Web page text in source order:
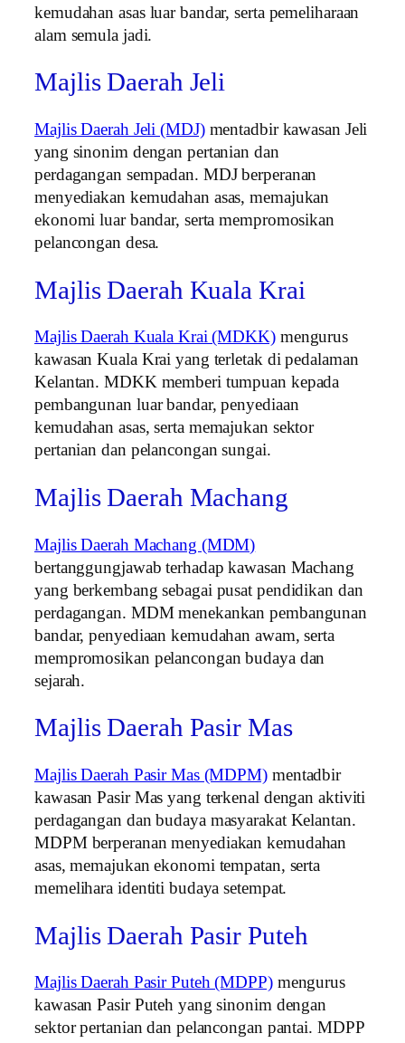
kemudahan asas luar bandar, serta pemeliharaan
alam semula jadi.
Majlis Daerah Jeli
Majlis Daerah Jeli (MDJ)mentadbir kawasan Jeli
yang sinonim dengan pertanian dan
perdagangan sempadan. MDJ berperanan
menyediakan kemudahan asas, memajukan
ekonomi luar bandar, serta mempromosikan
pelancongan desa.
Majlis Daerah Kuala Krai
Majlis Daerah Kuala Krai (MDKK)mengurus
kawasan Kuala Krai yang terletak di pedalaman
Kelantan. MDKK memberi tumpuan kepada
pembangunan luar bandar, penyediaan
kemudahan asas, serta memajukan sektor
pertanian dan pelancongan sungai.
Majlis Daerah Machang
Majlis Daerah Machang (MDM)
bertanggungjawab terhadap kawasan Machang
yang berkembang sebagai pusat pendidikan dan
perdagangan. MDM menekankan pembangunan
bandar, penyediaan kemudahan awam, serta
mempromosikan pelancongan budaya dan
sejarah.
Majlis Daerah Pasir Mas
Majlis Daerah Pasir Mas (MDPM) mentadbir
kawasan Pasir Mas yang terkenal dengan aktiviti
perdagangan dan budaya masyarakat Kelantan.
MDPM berperanan menyediakan kemudahan
asas, memajukan ekonomi tempatan, serta
memelihara identiti budaya setempat.
Majlis Daerah Pasir Puteh
Majlis Daerah Pasir Puteh (MDPP)mengurus
kawasan Pasir Puteh yang sinonim dengan
sektor pertanian dan pelancongan pantai. MDPP